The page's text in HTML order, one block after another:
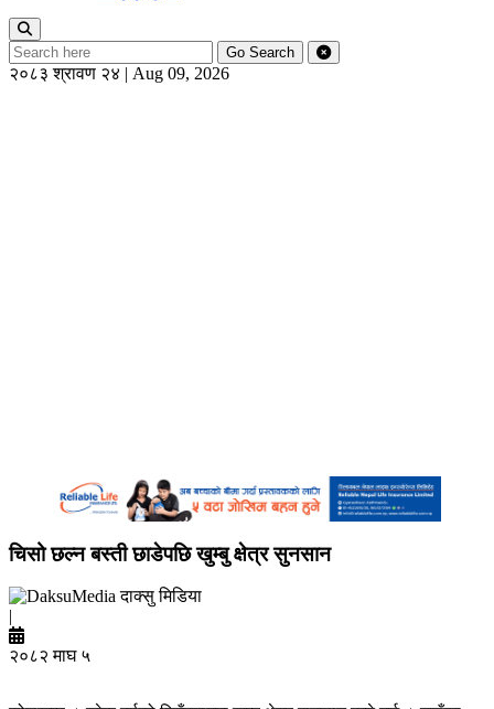
Go Search
२०८३ श्रावण २४ | Aug 09, 2026
चिसो छल्न बस्ती छाडेपछि खुम्बु क्षेत्र सुनसान
दाक्सु मिडिया
|
२०८२ माघ ५